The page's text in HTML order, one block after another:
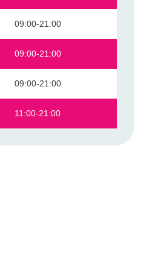
09:00-21:00
09:00-21:00
09:00-21:00
11:00-21:00